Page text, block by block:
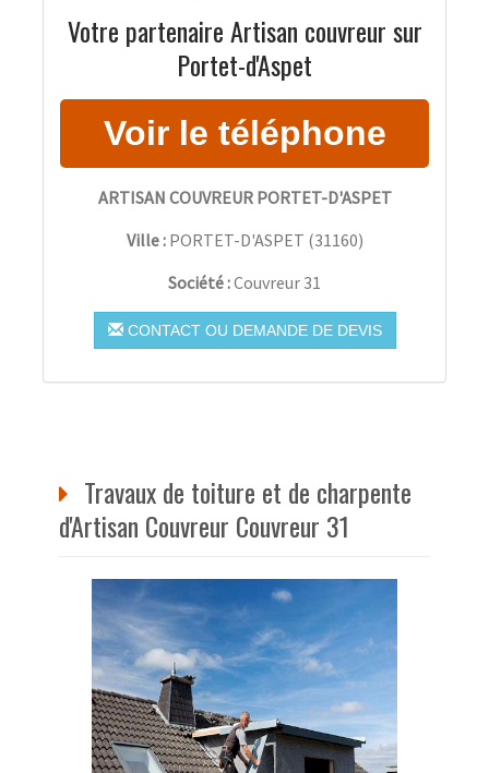
Votre partenaire Artisan couvreur sur
Portet-d'Aspet
ARTISAN COUVREUR PORTET-D'ASPET
Ville : PORTET-D'ASPET (31160)
Société :Couvreur 31
CONTACT OU DEMANDE DE DEVIS
Travaux de toiture et de charpente
d'Artisan Couvreur Couvreur 31